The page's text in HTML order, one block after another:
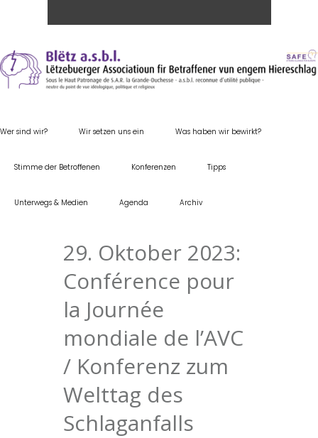
Wer sind wir? Wir setzen uns ein Was haben wir bewirkt?
Stimme der Betroffenen Konferenzen Tipps
Unterwegs & Medien Agenda Archiv
29. Oktober 2023:
Conférence pour
la Journée
mondiale de l’AVC
/ Konferenz zum
Welttag des
Schlaganfalls